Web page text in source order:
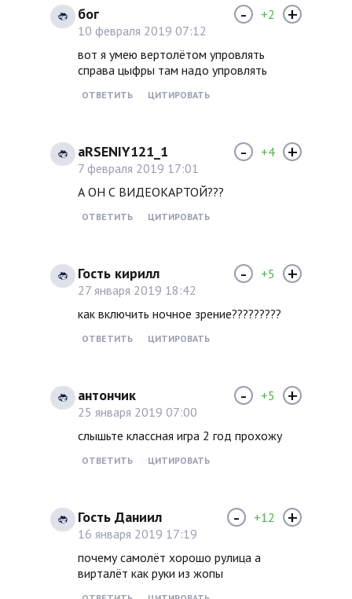
бог
10 февраля 2019 07:12
вот я умею вертолётом упровлять
справа цыфры там надо упровлять
ОТВЕТИТЬ ЦИТИРОВАТЬ
- +2 +
aRSENIY121_1
7 февраля 2019 17:01
А ОН С ВИДЕОКАРТОЙ???
ОТВЕТИТЬ ЦИТИРОВАТЬ
- +4 +
Гость кирилл
27 января 2019 18:42
как включить ночное зрение?????????
ОТВЕТИТЬ ЦИТИРОВАТЬ
- +5 +
антончик
25 января 2019 07:00
слышьте классная игра 2 год прохожу
ОТВЕТИТЬ ЦИТИРОВАТЬ
- +5 +
Гость Даниил
16 января 2019 17:19
почему самолёт хорошо рулица а
вирталёт как руки из жопы
- +12 +